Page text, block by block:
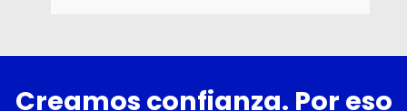
Creamos confianza. Por eso